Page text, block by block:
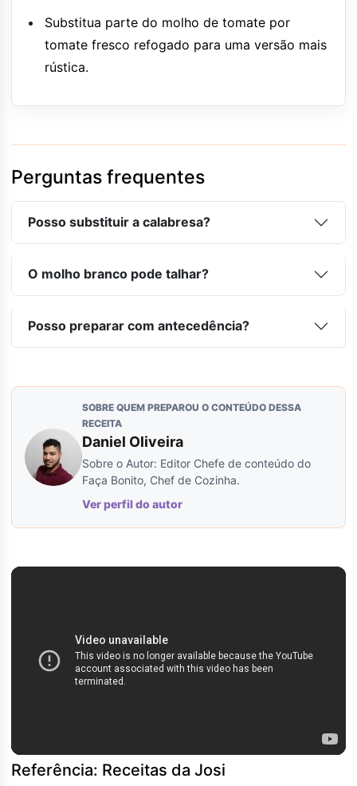
Substitua parte do molho de tomate por
tomate fresco refogado para uma versão mais
rústica.
Perguntas frequentes
Posso substituir a calabresa?
O molho branco pode talhar?
Posso preparar com antecedência?
SOBRE QUEM PREPAROU O CONTEÚDO DESSA
RECEITA
Daniel Oliveira
Sobre o Autor: Editor Chefe de conteúdo do
Faça Bonito, Chef de Cozinha.
Ver perfil do autor
Referência: Receitas da Josi